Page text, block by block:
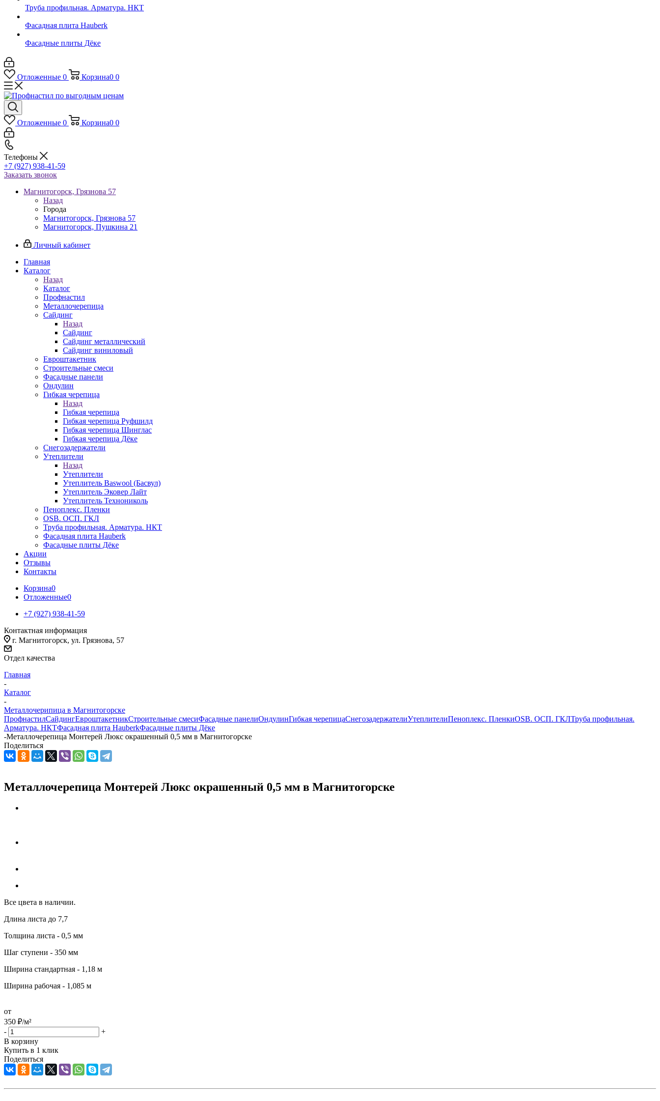
Труба профильная. Арматура. НКТ
Фасадная плита Hauberk
Фасадные плиты Дёке
Отложенные 0 Корзина0 0
Отложенные 0 Корзина0 0
Телефоны
+7 (927) 938-41-59
Заказать звонок
Магнитогорск, Грязнова 57
Назад
Города
Магнитогорск, Грязнова 57
Магнитогорск, Пушкина 21
Личный кабинет
Главная
Каталог
Назад
Каталог
Профнастил
Металлочерепица
Сайдинг
Назад
Сайдинг
Сайдинг металлический
Сайдинг виниловый
Евроштакетник
Строительные смеси
Фасадные панели
Ондулин
Гибкая черепица
Назад
Гибкая черепица
Гибкая черепица Руфшилд
Гибкая черепица Шинглас
Гибкая черепица Дёке
Снегозадержатели
Утеплители
Назад
Утеплители
Утеплитель Baswool (Басвул)
Утеплитель Эковер Лайт
Утеплитель Технониколь
Пеноплекс. Пленки
OSB. ОСП. ГКЛ
Труба профильная. Арматура. НКТ
Фасадная плита Hauberk
Фасадные плиты Дёке
Акции
Отзывы
Контакты
Корзина0
Отложенные0
+7 (927) 938-41-59
Контактная информация
г. Магнитогорск, ул. Грязнова, 57
Отдел качества
Главная
-
Каталог
-
Металлочерипица в Магнитогорске
ПрофнастилСайдингЕвроштакетникСтроительные смесиФасадные панелиОндулинГибкая черепицаСнегозадержателиУтеплителиПеноплекс. ПленкиOSB. ОСП. ГКЛТруба профильная.
Арматура. НКТФасадная плита HauberkФасадные плиты Дёке
-Металлочерепица Монтерей Люкс окрашенный 0,5 мм в Магнитогорске
Поделиться
Металлочерепица Монтерей Люкс окрашенный 0,5 мм в Магнитогорске
Все цвета в наличии.
Длина листа до 7,7
Толщина листа - 0,5 мм
Шаг ступени - 350 мм
Ширина стандартная - 1,18 м
Ширина рабочая - 1,085 м
от
350 ₽/м²
-
+
В корзину
Купить в 1 клик
Поделиться